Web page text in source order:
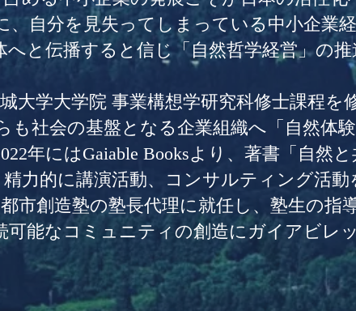
、自分を見失ってしまっている中小企業
と伝播すると信じ「自然哲学経営」の推
大学大学院 事業構想学研究科修士課程を
も社会の基盤となる企業組織へ「自然体
年にはGaiable Booksより、著書「自然
力的に講演活動、コンサルティング活動
市創造塾の塾長代理に就任し、塾生の指
可能なコミュニティの創造にガイアビレ